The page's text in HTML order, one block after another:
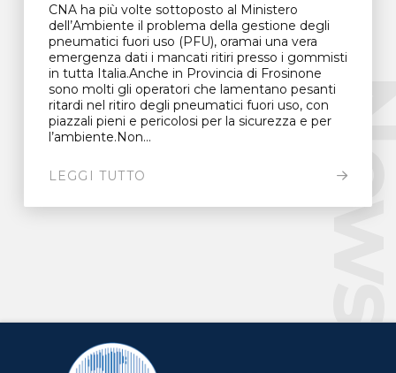
CNA ha più volte sottoposto al Ministero
dell’Ambiente il problema della gestione degli
pneumatici fuori uso (PFU), oramai una vera
emergenza dati i mancati ritiri presso i gommisti
in tutta Italia.Anche in Provincia di Frosinone
sono molti gli operatori che lamentano pesanti
ritardi nel ritiro degli pneumatici fuori uso, con
piazzali pieni e pericolosi per la sicurezza e per
l’ambiente.Non...
LEGGI TUTTO